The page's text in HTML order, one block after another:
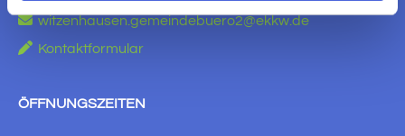
 witzenhausen.gemeindebuero2@ekkw.de
 Kontaktformular
ÖFFNUNGSZEITEN